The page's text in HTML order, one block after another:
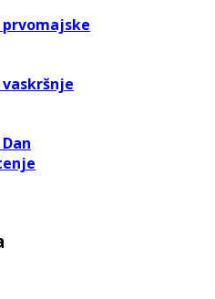
prvomajske
vaskršnje